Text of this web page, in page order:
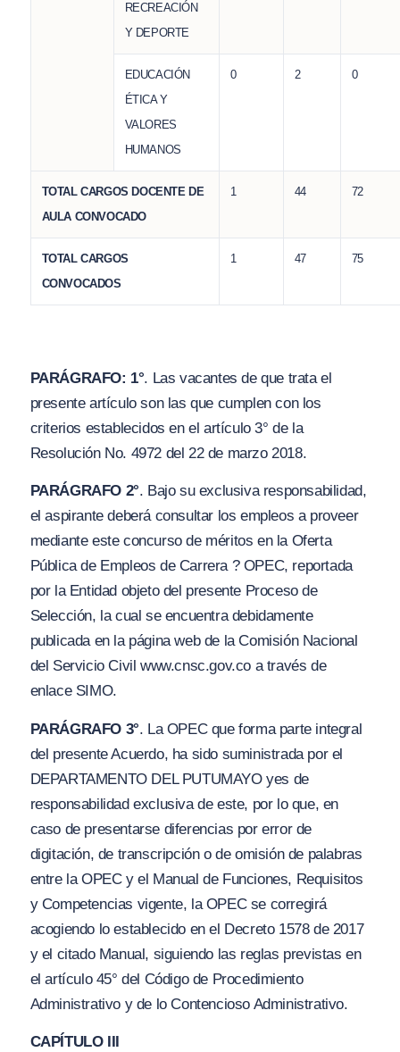
RECREACIÓN
Y DEPORTE
EDUCACIÓN
ÉTICA Y
VALORES
HUMANOS
0 2 0
TOTAL CARGOS DOCENTE DE
AULA CONVOCADO
1 44 72
TOTAL CARGOS
CONVOCADOS
1 47 75
PARÁGRAFO: 1°. Las vacantes de que trata el
presente artículo son las que cumplen con los
criterios establecidos en el artículo 3° de la
Resolución No. 4972 del 22 de marzo 2018.
PARÁGRAFO 2°. Bajo su exclusiva responsabilidad,
el aspirante deberá consultar los empleos a proveer
mediante este concurso de méritos en la Oferta
Pública de Empleos de Carrera ? OPEC, reportada
por la Entidad objeto del presente Proceso de
Selección, la cual se encuentra debidamente
publicada en la página web de la Comisión Nacional
del Servicio Civil www.cnsc.gov.co a través de
enlace SIMO.
PARÁGRAFO 3°. La OPEC que forma parte integral
del presente Acuerdo, ha sido suministrada por el
DEPARTAMENTO DEL PUTUMAYO yes de
responsabilidad exclusiva de este, por lo que, en
caso de presentarse diferencias por error de
digitación, de transcripción o de omisión de palabras
entre la OPEC y el Manual de Funciones, Requisitos
y Competencias vigente, la OPEC se corregirá
acogiendo lo establecido en el Decreto 1578 de 2017
y el citado Manual, siguiendo las reglas previstas en
el artículo 45° del Código de Procedimiento
Administrativo y de lo Contencioso Administrativo.
CAPÍTULO III